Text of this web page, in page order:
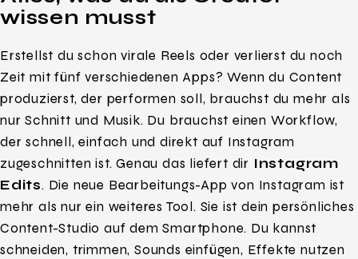
wissen musst
Erstellst du schon virale Reels oder verlierst du noch
Zeit mit fünf verschiedenen Apps? Wenn du Content
produzierst, der performen soll, brauchst du mehr als
nur Schnitt und Musik. Du brauchst einen Workflow,
der schnell, einfach und direkt auf Instagram
zugeschnitten ist. Genau das liefert dir Instagram
Edits. Die neue Bearbeitungs-App von Instagram ist
mehr als nur ein weiteres Tool. Sie ist dein persönliches
Content-Studio auf dem Smartphone. Du kannst
schneiden, trimmen, Sounds einfügen, Effekte nutzen